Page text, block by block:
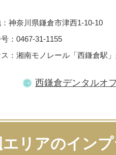
神奈川県鎌倉市津西1-10-10
：0467-31-1155
：湘南モノレール「西鎌倉駅
西鎌倉デンタルオ
エリアのイン